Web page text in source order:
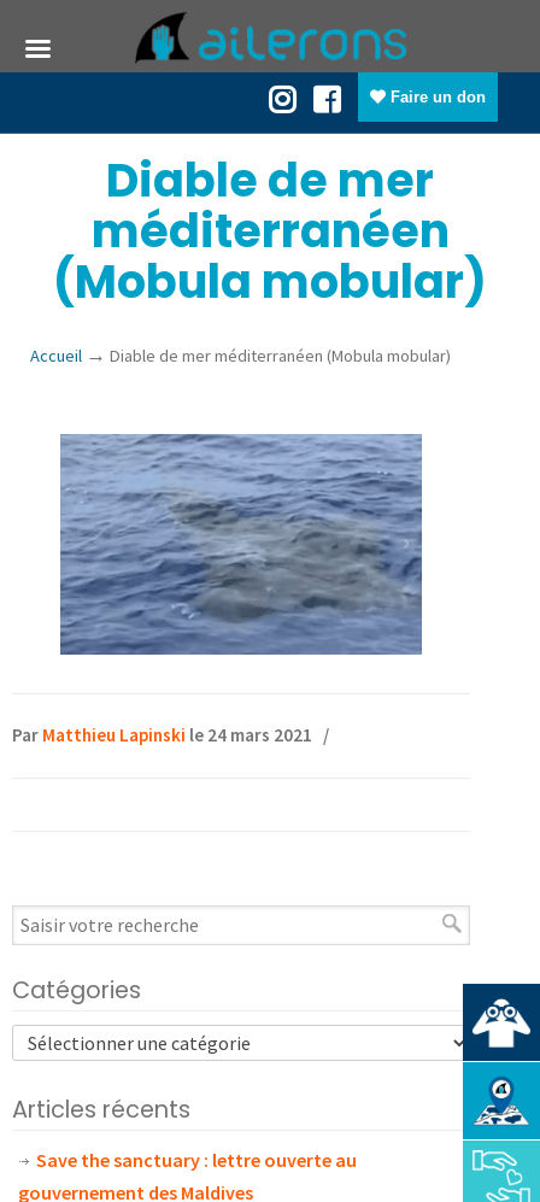
Faire un don
Diable de mer
méditerranéen
(Mobula mobular)
Accueil → Diable de mer méditerranéen (Mobula mobular)
Par Matthieu Lapinski le 24 mars 2021 /
Catégories
Articles récents
Save the sanctuary : lettre ouverte au
gouvernement des Maldives